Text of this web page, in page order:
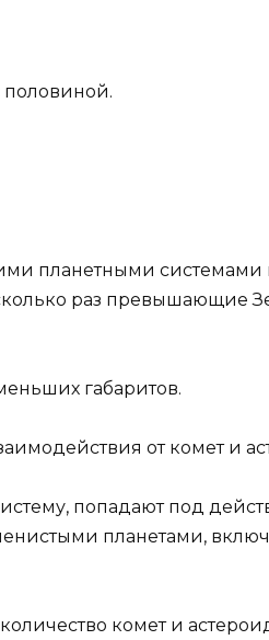
половиной.
планетными системами
раз превышающие
габаритов.
от комет и
попадают под
планетами,
комет и